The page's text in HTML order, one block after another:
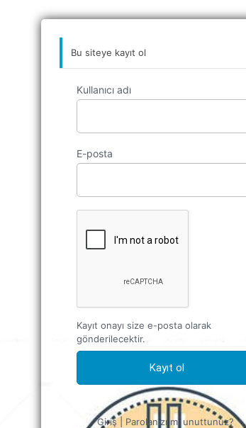
Bu siteye kayıt ol
Kullanıcı adı
E-posta
Kayıt onayı size e-posta olarak
gönderilecektir.
Giriş| Parolanızı mı unuttunuz?